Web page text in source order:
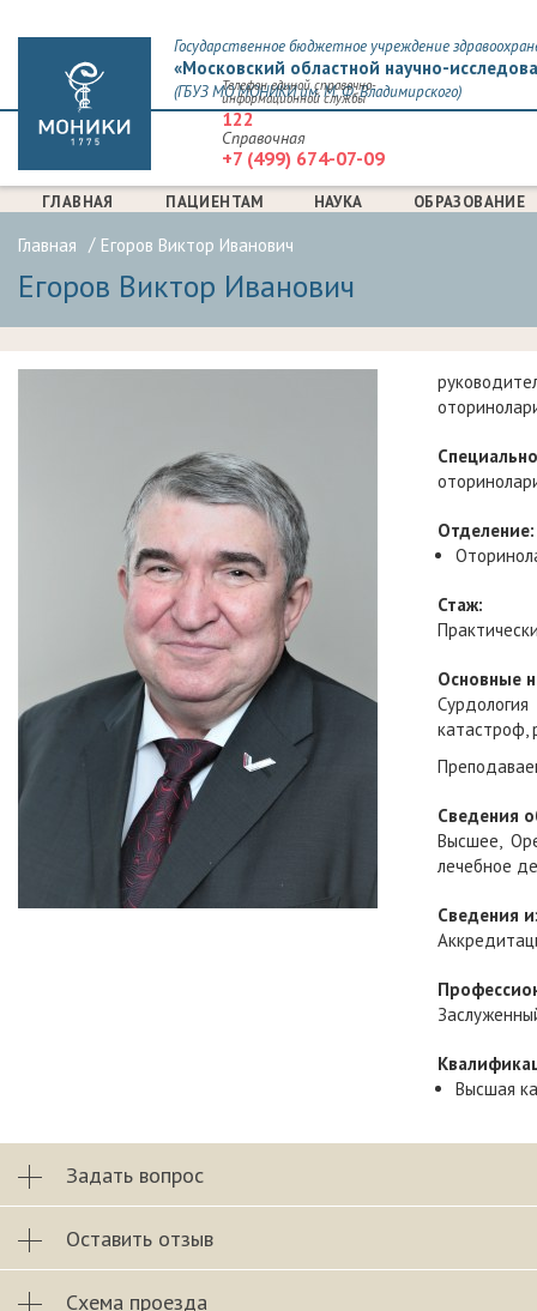
Государственное бюджетное учреждение
«Московский областной научно-
(ГБУЗ МО МОНИКИ им. М. Ф. Владимирского)
Телефон единой справочно-
информационной службы
122
Справочная
+7 (499) 674-07-09
ГЛАВНАЯ ПАЦИЕНТАМ НАУКА ОБРАЗОВАНИЕ
Главная Егоров Виктор Иванович
Егоров Виктор Иванович
Отделение:
Стаж:
Основные
катастроф,
Сведения
Высшее,
лечебное
Сведения
Высшая
Задать вопрос
Оставить отзыв
Схема проезда